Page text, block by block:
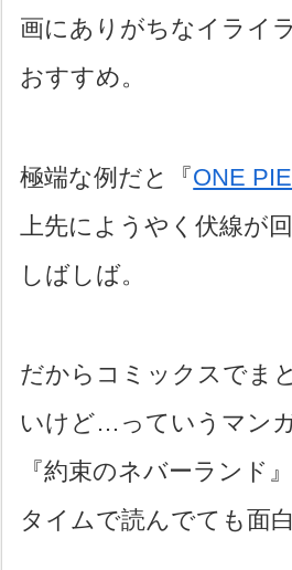
画にありがちなイライ
おすすめ。
極端な例だと『ONE
上先にようやく伏線が
しばしば。
だからコミックスでま
いけど…っていうマン
『約束のネバーランド
タイムで読んでても面白